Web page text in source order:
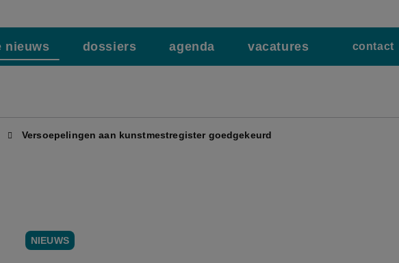
nieuws dossiers agenda vacatures contact
Versoepelingen aan kunstmestregister goedgekeurd
NIEUWS